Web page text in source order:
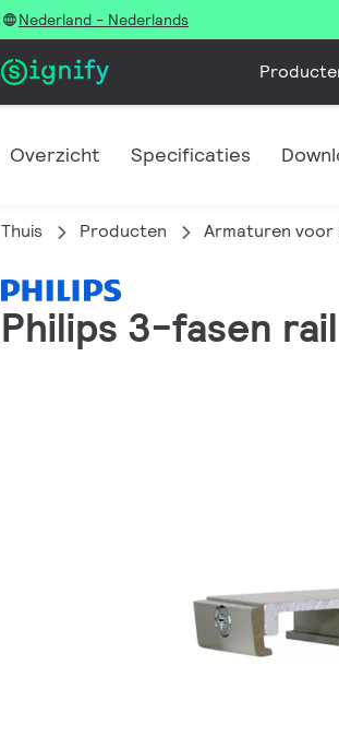
Nederland - Nederlands
Overzicht Specificaties
Thuis Producten Armaturen voor
Philips 3-fasen